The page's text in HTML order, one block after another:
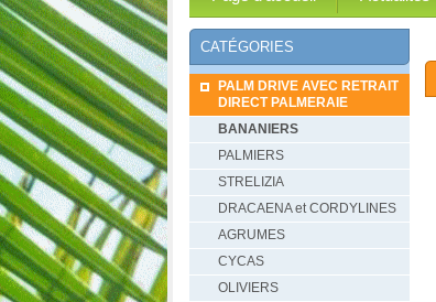
CATÉGORIES
PALM DRIVE AVEC RETRAIT
DIRECT PALMERAIE
BANANIERS
PALMIERS
STRELIZIA
DRACAENA et CORDYLINES
AGRUMES
CYCAS
OLIVIERS